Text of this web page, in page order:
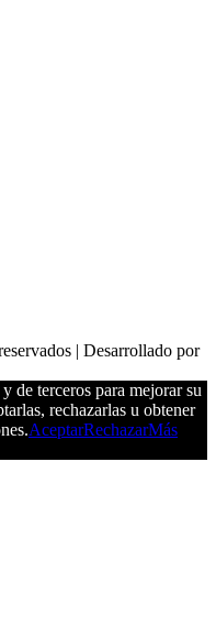
| Desarrollado por
de terceros para mejorar su
rechazarlas u obtener
AceptarRechazarMás